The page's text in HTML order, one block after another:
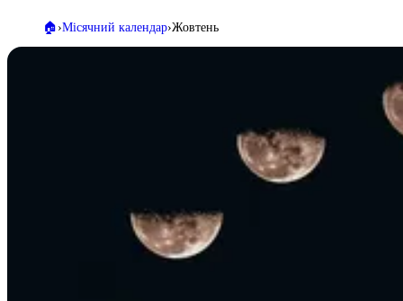
🏠️ Місячний календар Жовтень